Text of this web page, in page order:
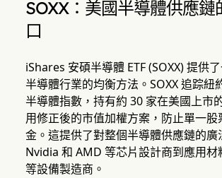
SOXX：美國半導體供應鏈
口
iShares 安碩半導體 ETF (SOXX) 提供
半導體行業的均衡方法。SOXX 追踪紐
半導體指數，持有約 30 家在美國上市
用修正後的市值加權方案，防止單一股
金。這提供了對整個半導體供應鏈的廣
Nvidia 和 AMD 等芯片設計商到應用材
等設備製造商。